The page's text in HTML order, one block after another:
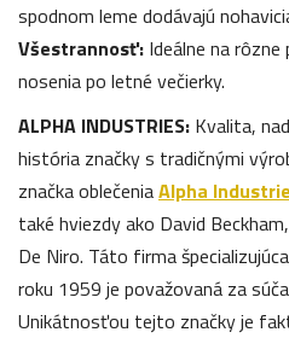
spodnom leme dodávajú
Všestrannosť: Ideálne na
nosenia po letné večierky.
ALPHA INDUSTRIES: Kvalita,
história značky s tradičnými
značka oblečeniaAlpha
také hviezdy ako David
De Niro. Táto firma
roku 1959 je považovaná za
Unikátnosťou tejto značky je